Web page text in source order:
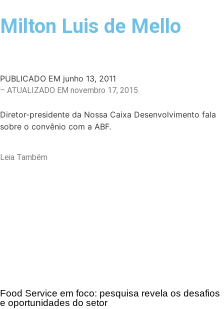
Milton Luis de Mello
PUBLICADO EM junho 13, 2011
– ATUALIZADO EM novembro 17, 2015
Diretor-presidente da Nossa Caixa Desenvolvimento fala
sobre o convênio com a ABF.
Leia Também
Food Service em foco: pesquisa revela os desafios
e oportunidades do setor